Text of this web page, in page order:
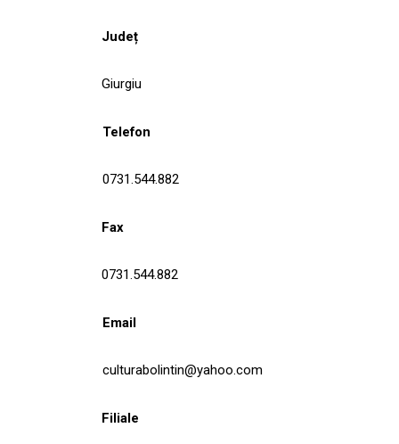
Județ
Giurgiu
Telefon
0731.544.882
Fax
0731.544.882
Email
culturabolintin@yahoo.com
Filiale